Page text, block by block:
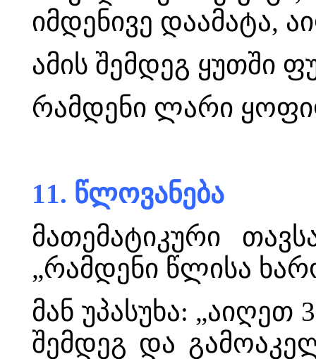
იმდენივე დაამატა,
ამის შემდეგ ყუთში
რამდენი ლარი
11. წლოვანება
მათემატიკური
„რამდენი წლისა
მან უპასუხა: „აიღეთ
შემდეგ და